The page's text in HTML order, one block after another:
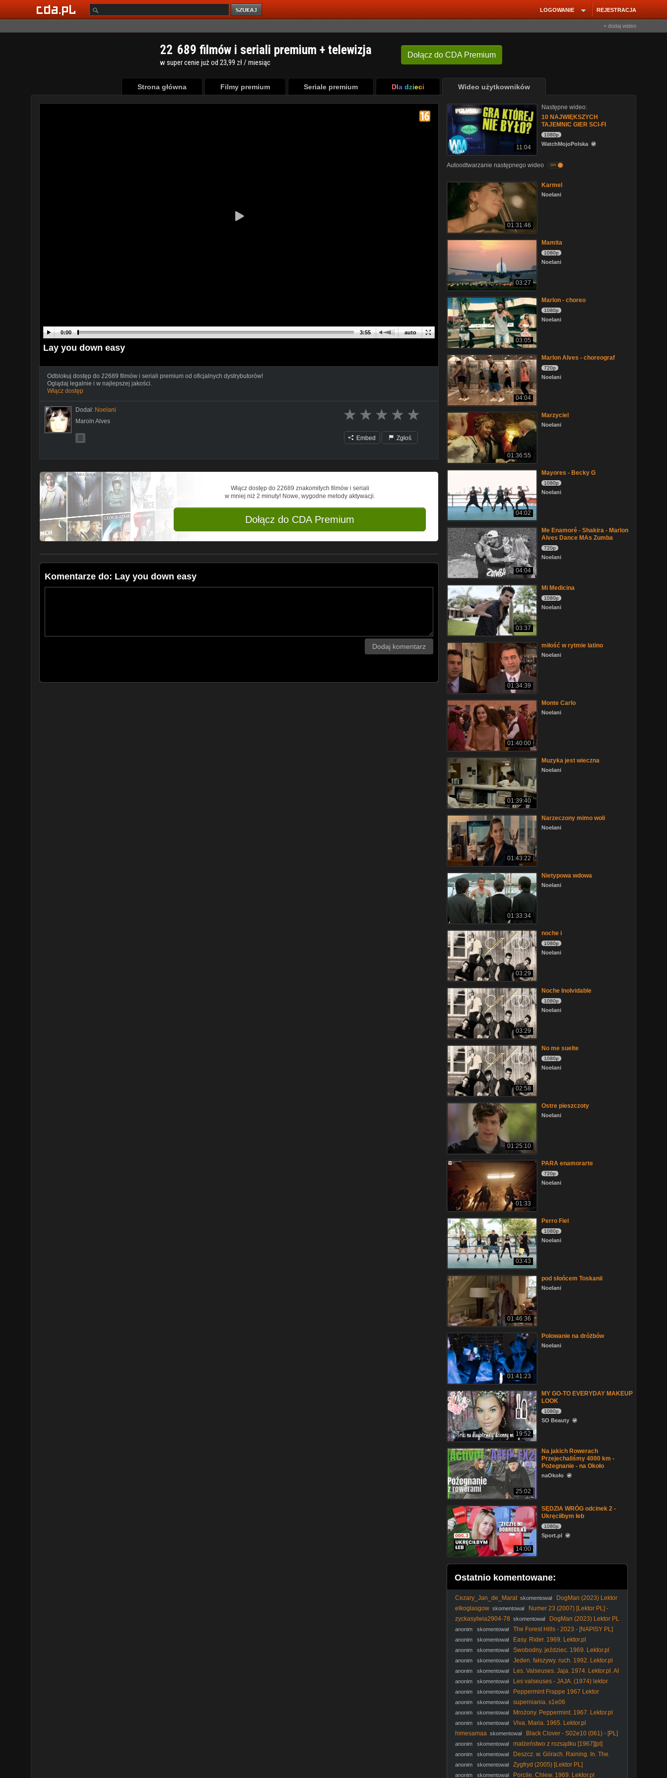
REJESTRACJA
LOGOWANIE
+ dodaj wideo
Dołącz do CDA Premium
22 689 filmów i seriali premium + telewizja
w super cenie już od 23,99 zł / miesiąc
Strona główna Filmy premium Seriale premium Dla dzieci Wideo użytkowników
auto
0:00 3:55
Lay you down easy
Odblokuj dostęp do 22689 filmów i seriali premium od oficjalnych dystrybutorów!
Oglądaj legalnie i w najlepszej jakości.
Włącz dostęp
Dodał: Noelani
Maroln Alves
Embed Zgłoś
Włącz dostęp do 22689 znakomitych filmów i seriali
w mniej niż 2 minuty! Nowe, wygodne metody aktywacji.
Dołącz do CDA Premium
Komentarze do: Lay you down easy
Dodaj komentarz
11:04
Następne wideo:
10 NAJWIĘKSZYCH
TAJEMNIC GIER SCI-FI
1080p
WatchMojoPolska
Autoodtwarzanie następnego wideo on
01:31:46
Karmel
Noelani
03:27
Mamita
1080p
Noelani
03:05
Marlon - choreo
1080p
Noelani
04:04
Marlon Alves - choreograf
720p
Noelani
01:36:55
Marzyciel
Noelani
04:02
Mayores - Becky G
1080p
Noelani
04:04
Me Enamoré - Shakira - Marlon
Alves Dance MAs Zumba
720p
Noelani
03:37
Mi Medicina
1080p
Noelani
01:34:39
miłość w rytmie latino
Noelani
01:40:00
Monte Carlo
Noelani
01:39:40
Muzyka jest wieczna
Noelani
01:43:22
Narzeczony mimo woli
Noelani
01:33:34
Nietypowa wdowa
Noelani
03:29
noche i
1080p
Noelani
03:29
Noche Inolvidable
1080p
Noelani
02:58
No me suelte
1080p
Noelani
01:25:10
Ostre pieszczoty
Noelani
01:33
PARA enamorarte
720p
Noelani
03:43
Perro Fiel
1080p
Noelani
01:46:36
pod słońcem Toskanii
Noelani
01:41:23
Polowanie na dróżbów
Noelani
19:52
MY GO-TO EVERYDAY MAKEUP
LOOK
1080p
SO Beauty
25:02
Na jakich Rowerach
Przejechaliśmy 4000 km -
Pożegnanie - na Około
naOkoło
14:00
SĘDZIA WRÓG odcinek 2 -
Ukręciłbym łeb
1080p
Sport.pl
Ostatnio komentowane:
Cezary_Jan_de_Marat skomentował
DogMan (2023) Lektor
PL
elkoglasgow skomentował
Numer 23 (2007) [Lektor PL] -
The Number 23
zyckasylwia2904-78 skomentował DogMan (2023) Lektor PL
anonim skomentował The Forest Hills - 2023 - [NAPISY PL]
anonim skomentował Easy. Rider. 1969. Lektor.pl
anonim skomentował Swobodny. jeździec. 1969. Lektor.pl
anonim skomentował Jeden. fałszywy. ruch. 1992. Lektor.pl
anonim skomentował Les. Valseuses. Jaja. 1974. Lektor.pl. AI
anonim skomentował Les valseuses - JAJA. (1974) lektor
anonim skomentował Peppermint Frappe 1967 Lektor
anonim skomentował superniania. s1e06
anonim skomentował Mrożony. Peppermint. 1967. Lektor.pl
anonim skomentował
Viva. Maria. 1965. Lektor.pl
himesamaa skomentował Black Clover - S02e10 (061) - [PL]
anonim skomentował małżeństwo z rozsądku [1967][pl]
anonim skomentował
Deszcz. w. Górach. Raining. In. The.
Mountain. 1979. Lektor.pl. AI
anonim skomentował Zygfryd (2005) [Lektor PL]
anonim skomentował Porcile. Chlew. 1969. Lektor.pl